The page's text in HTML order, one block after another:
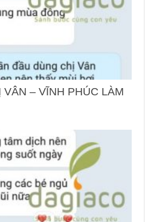
– VĨNH PHÚC LÀM